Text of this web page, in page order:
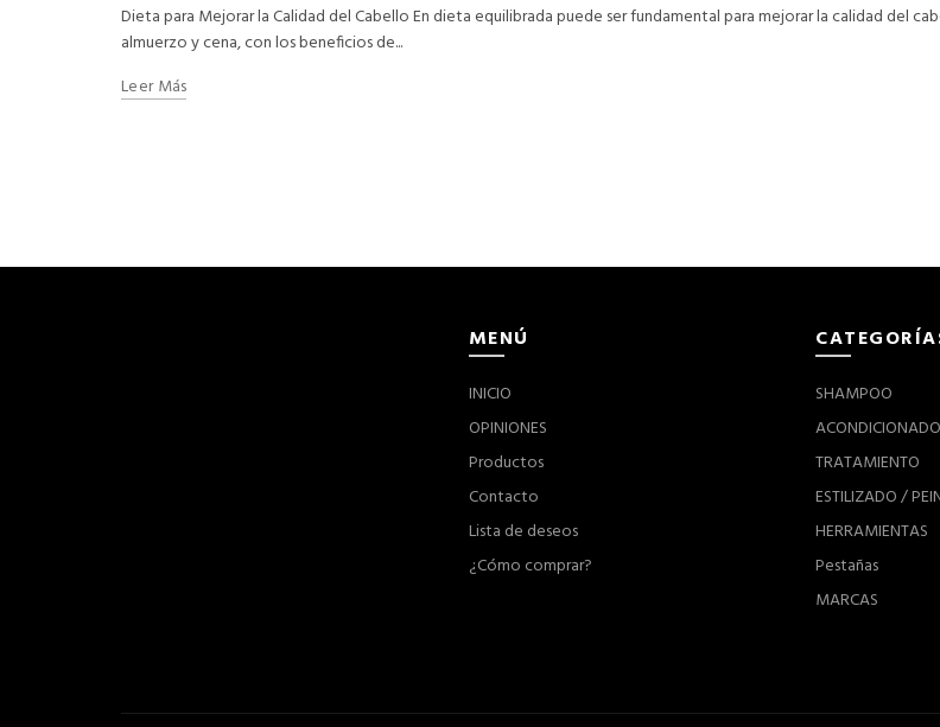
Dieta para Mejorar la Calidad del Cabello En dieta equilibrada puede ser fundamental para mejorar la calidad del
almuerzo y cena, con los beneficios de...
Leer Más
MENÚ
INICIO
OPINIONES
Productos
Contacto
Lista de deseos
¿Cómo comprar?
SHAMPOO
TRATAMIENTO
ESTILIZADO /
HERRAMIENTAS
Pestañas
MARCAS